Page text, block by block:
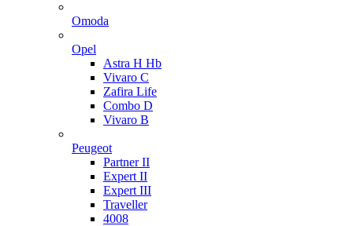
Omoda
Opel
Astra H Hb
Vivaro C
Zafira Life
Combo D
Vivaro B
Peugeot
Partner II
Expert II
Expert III
Traveller
4008